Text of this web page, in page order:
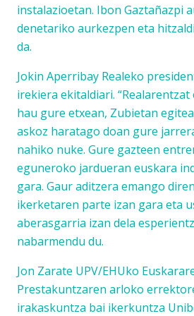
instalazioetan. Ibon Gaztañazpi
denetariko aurkezpen eta
da.
Jokin Aperribay Realeko
irekiera ekitaldiari.
hau gure etxean, Zubietan
askoz haratago doan gure
nahiko nuke. Gure gazteen
eguneroko jardueran euskara
gara. Gaur aditzera emango
ikerketaren parte izan gara eta
aberasgarria izan dela
nabarmendu du.
Jon Zarate UPV/EHUko
Prestakuntzaren arloko
irakaskuntza bai ikerkuntza